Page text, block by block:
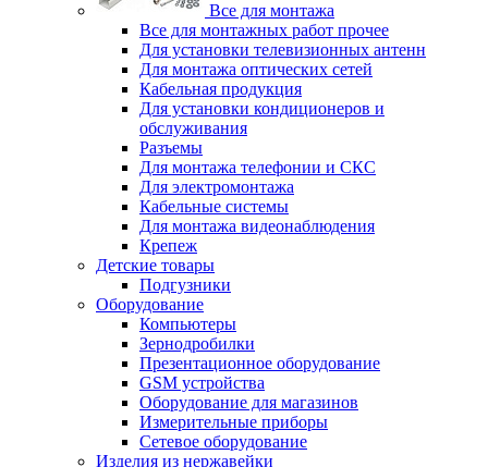
Все для монтажа
Все для монтажных работ прочее
Для установки телевизионных антенн
Для монтажа оптических сетей
Кабельная продукция
Для установки кондиционеров и
обслуживания
Разъемы
Для монтажа телефонии и СКС
Для электромонтажа
Кабельные системы
Для монтажа видеонаблюдения
Крепеж
Детские товары
Подгузники
Оборудование
Компьютеры
Зернодробилки
Презентационное оборудование
GSM устройства
Оборудование для магазинов
Измерительные приборы
Сетевое оборудование
Изделия из нержавейки